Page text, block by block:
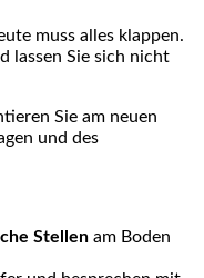
muss alles klappen.
lassen Sie sich nicht
Sie am neuen
und des
Stellen am Boden